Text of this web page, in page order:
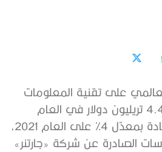
على تقنية المعلومات
إلى اقترابها من عتبة 4.4 تريليون دولار في العام
2022، وهو ما يمثّل زيادة بمعدّل 4% على العام 2021،
الصادرة عن شركة «جارتنر»